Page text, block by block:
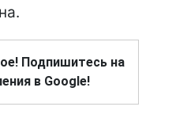
Подпишитесь на
в Google!